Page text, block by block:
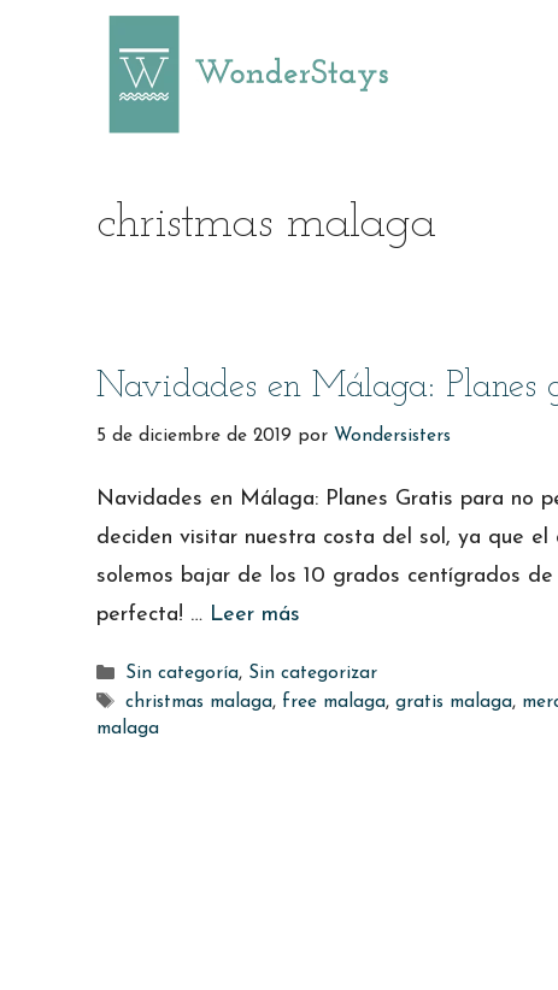
christmas malaga
Navidades en Málaga: Planes
5 de diciembre de 2019 por Wondersisters
Navidades en Málaga: Planes Gratis para no
deciden visitar nuestra costa del sol, ya que el
solemos bajar de los 10 grados centígrados
perfecta! … Leer más
Categorías
Sin categoría, Sin categorizar
Etiquetas
christmas malaga, free malaga, gratis malaga,
malaga